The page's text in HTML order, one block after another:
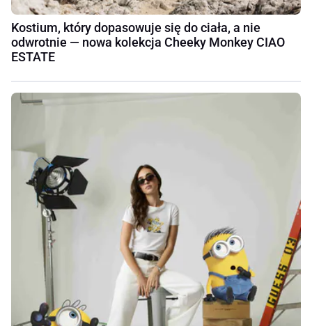
Kostium, który dopasowuje się do ciała, a nie
odwrotnie — nowa kolekcja Cheeky Monkey CIAO
ESTATE